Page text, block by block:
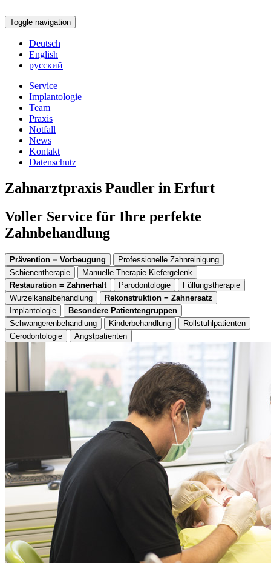
Toggle navigation
Deutsch
English
русский
Service
Implantologie
Team
Praxis
Notfall
News
Kontakt
Datenschutz
Zahnarztpraxis Paudler in Erfurt
Voller Service für Ihre perfekte
Zahnbehandlung
Prävention = Vorbeugung
Professionelle Zahnreinigung
Schienentherapie
Manuelle Therapie Kiefergelenk
Restauration = Zahnerhalt
Parodontologie
Füllungstherapie
Wurzelkanalbehandlung
Rekonstruktion = Zahnersatz
Implantologie
Besondere Patientengruppen
Schwangerenbehandlung
Kinderbehandlung
Rollstuhlpatienten
Gerodontologie
Angstpatienten